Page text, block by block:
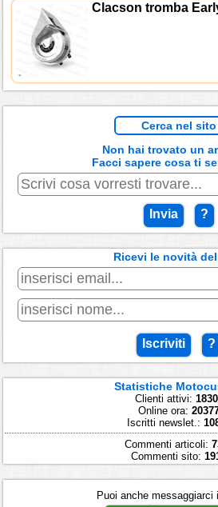
Clacson tromba
Cerca nel sito
Non hai trovato un
Facci sapere cosa ti
Invia ?
Ricevi le novità
Iscriviti ?
Statistiche
Clienti attivi:
Online ora:
Iscritti newslet.:
Commenti articoli:
Commenti sito:
Puoi anche messaggiarci